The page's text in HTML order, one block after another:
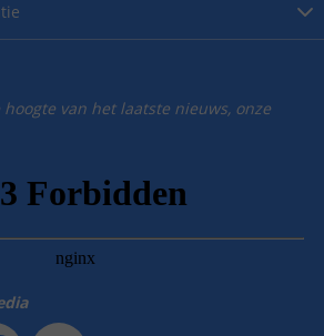
van het laatste nieuws, onze